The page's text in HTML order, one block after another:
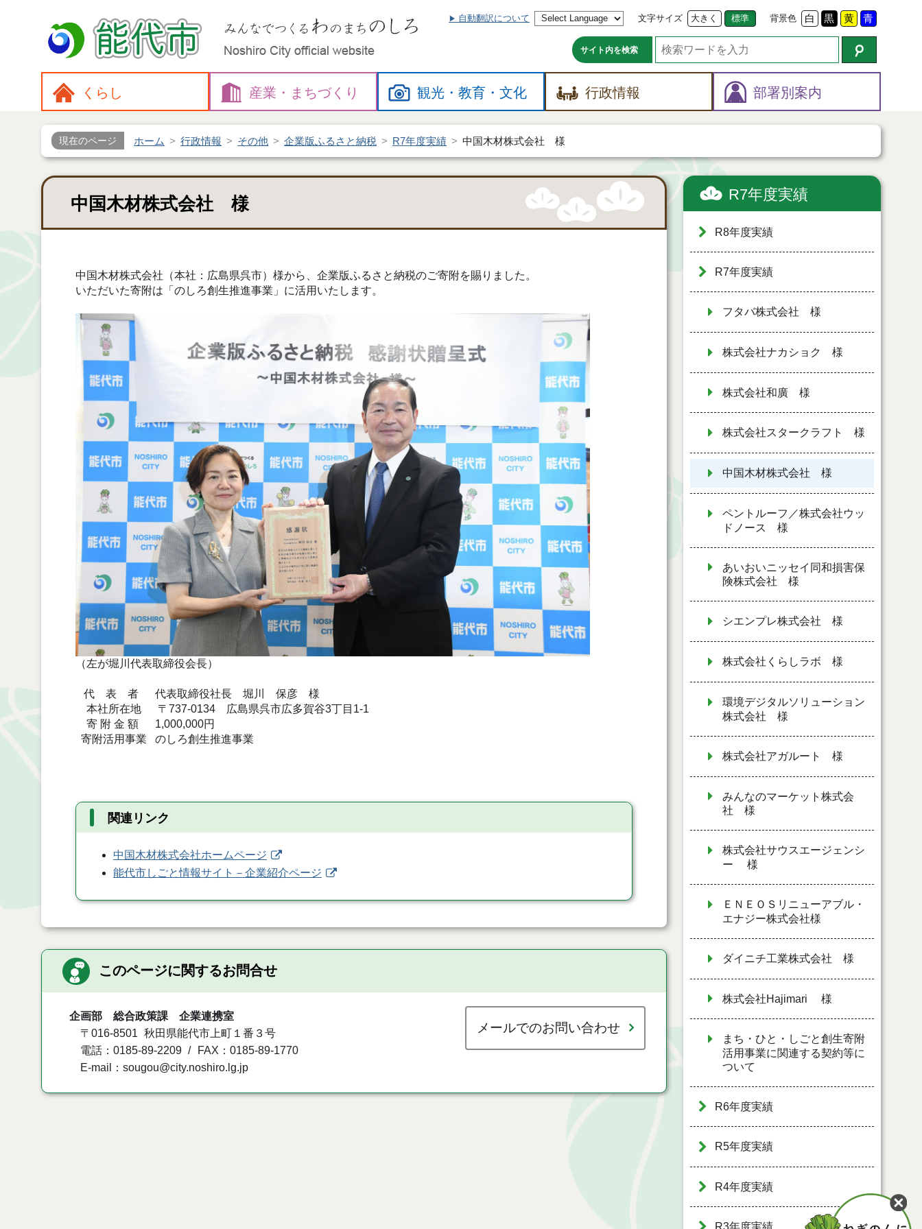
自動翻訳について 文字サイズ 大きく 標準 背景色 白 黒 黄 青
サイト内を検索
くらし 産業・ まちづくり 観光・教育・文化 行政情報 部署別案内
現在のページ ホーム 行政情報 その他 企業版ふるさと納税 R7年度実績 中国木材株式会社 様
中国木材株式会社 様
中国木材株式会社（本社：広島県呉市）様から、企業版ふるさと納税のご寄附を賜りました。
いただいた寄附は「のしろ創生推進事業」に活用いたします。
（左が堀川代表取締役会長）
代 表 者 代表取締役社長 堀川 保彦 様
本社所在地 〒737-0134 広島県呉市広多賀谷3丁目1-1
寄 附 金 額 1,000,000円
寄附活用事業 のしろ創生推進事業
関連リンク
中国木材株式会社ホームページ
能代市しごと情報サイト－企業紹介ページ
このページに関するお問合せ
企画部 総合政策課 企業連携室
〒016-8501
秋田県能代市上町１番３号
電話：0185-89-2209
FAX：0185-89-1770
E-mail：sougou@city.noshiro.lg.jp
メールでのお問い合わせ
R7年度実績
R8年度実績
R7年度実績
フタバ株式会社 様
株式会社ナカショク 様
株式会社和廣 様
株式会社スタークラフト 様
中国木材株式会社 様
ペントルーフ／株式会社ウッ
ドノース 様
あいおいニッセイ同和損害保
険株式会社 様
シエンプレ株式会社 様
株式会社くらしラボ 様
環境デジタルソリューション
株式会社 様
株式会社アガルート 様
みんなのマーケット株式会
社 様
株式会社サウスエージェンシ
ー 様
ＥＮＥＯＳリニューアブル・
エナジー株式会社様
ダイニチ工業株式会社 様
株式会社Hajimari 様
まち・ひと・しごと創生寄附
活用事業に関連する契約等に
ついて
R6年度実績
R5年度実績
R4年度実績
R3年度実績